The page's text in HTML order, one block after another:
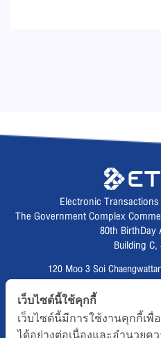
Electronic
The Government Complex
80th BirthDay
Building
120 Moo 3 Soi
Fax :02
เว็บไซต์นี้ใช้คุกกี้
เว็บไซต์นี้มีการใช้งานคุกกี้เ
ได้อย่างต่อเนื่องและอำนวยค